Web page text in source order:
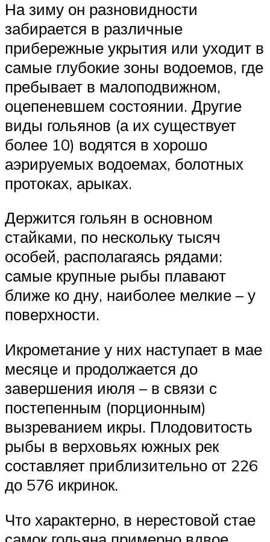
На зиму он разновидности
забирается в различные
прибережные укрытия или уходит в
самые глубокие зоны водоемов, где
пребывает в малоподвижном,
оцепеневшем состоянии. Другие
виды гольянов (а их существует
более 10) водятся в хорошо
аэрируемых водоемах, болотных
протоках, арыках.
Держится гольян в основном
стайками, по нескольку тысяч
особей, располагаясь рядами:
самые крупные рыбы плавают
ближе ко дну, наиболее мелкие – у
поверхности.
Икрометание у них наступает в мае
месяце и продолжается до
завершения июля – в связи с
постепенным (порционным)
вызреванием икры. Плодовитость
рыбы в верховьях южных рек
составляет приблизительно от 226
до 576 икринок.
Что характерно, в нерестовой стае